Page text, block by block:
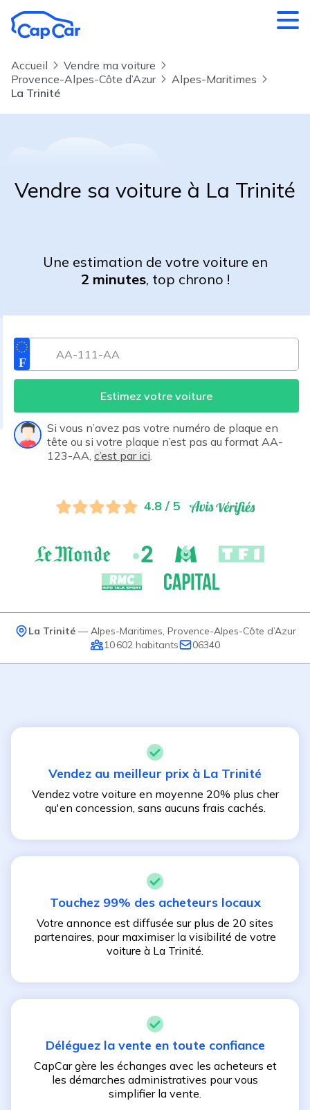
Accueil
Vendre ma voiture
Provence-Alpes-Côte d’Azur
Alpes-Maritimes
La Trinité
Vendre sa voiture à La Trinité
Une estimation de votre voiture en
2 minutes, top chrono !
Estimez votre voiture
Si vous n’avez pas votre numéro de plaque en
tête ou si votre plaque n’est pas au format AA-
123-AA, c’est par ici
4.8 / 5
La Trinité— Alpes-Maritimes Provence-Alpes-Côte d’Azur
10 602 habitants 06340
Vendez au meilleur prix à La Trinité
Vendez votre voiture en moyenne 20% plus cher
qu'en concession, sans aucuns frais cachés.
Touchez 99% des acheteurs locaux
Votre annonce est diffusée sur plus de 20 sites
partenaires, pour maximiser la visibilité de votre
voiture à La Trinité.
Déléguez la vente en toute confiance
CapCar gère les échanges avec les acheteurs et
les démarches administratives pour vous
simplifier la vente.